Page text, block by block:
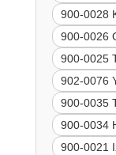
900-0028
900-0026
900-0025
902-0076
900-0035
900-0034
900-0021